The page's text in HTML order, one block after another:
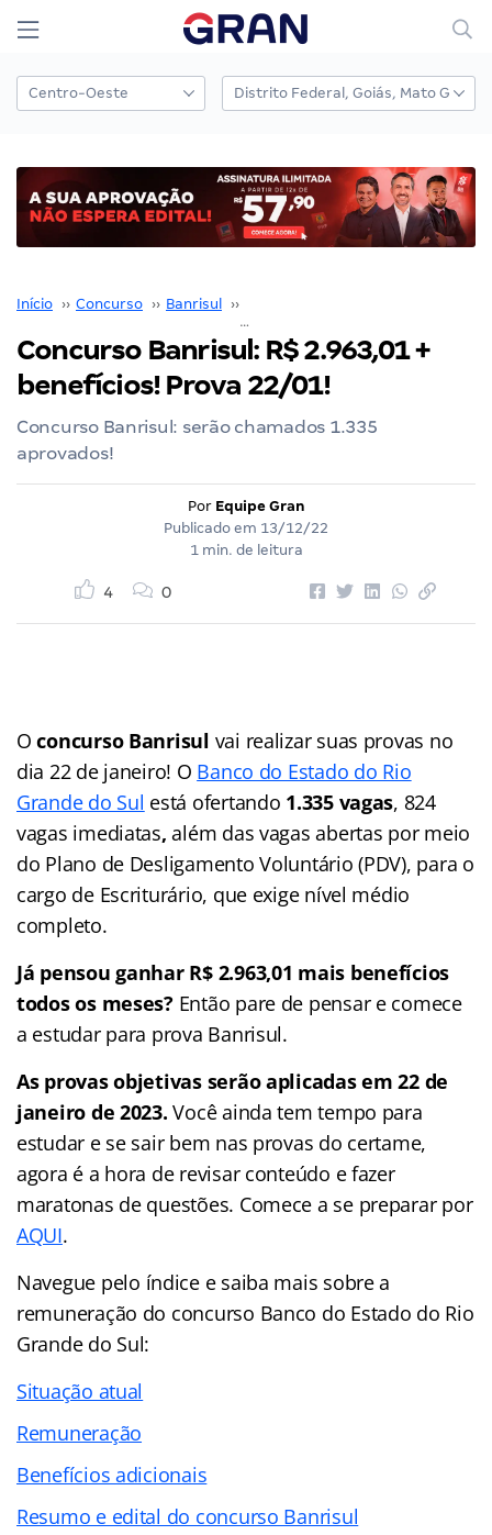
Início ›› Concurso ›› Banrisul ››
Concurso Banrisul: R$ 2.963,01 +
benefícios! Prova 22/01!
Concurso Banrisul: serão chamados 1.335
aprovados!
Por Equipe Gran
Publicado em 13/12/22
1 min. de leitura
4 0
Oconcurso Banrisul vai realizar suas provas no
dia 22 de janeiro! O Banco do Estado do Rio
Grande do Sul está ofertando 1.335 vagas, 824
vagas imediatas,além das vagas abertas por meio
do Plano de Desligamento Voluntário (PDV), para o
cargo de Escriturário, que exige nível médio
completo.
Já pensou ganhar R$ 2.963,01 mais benefícios
todos os meses? Então pare de pensar e comece
a estudar para prova Banrisul.
As provas objetivas serão aplicadas em 22 de
janeiro de 2023. Você ainda tem tempo para
estudar e se sair bem nas provas do certame,
agora é a hora de revisar conteúdo e fazer
maratonas de questões. Comece a se preparar por
AQUI.
Navegue pelo índicee saiba mais sobre a
remuneração do concurso Banco do Estado do Rio
Grande do Sul:
Situação atual
Remuneração
Benefícios adicionais
Resumo e edital do concurso Banrisul